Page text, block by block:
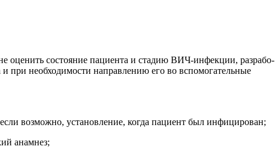
оце­нить со­стоя­ние па­ци­ен­та и ста­дию ВИЧ-ин­фек­ции, раз­ра­бо­
при не­об­хо­ди­мо­сти направлению его во вспомогательные
возможно, установление, когда пациент был инфицирован;
анам­нез;